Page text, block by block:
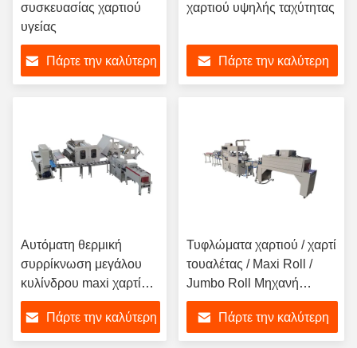
συσκευασίας χαρτιού
υγείας
Πάρτε την καλύτερη
χαρτιού υψηλής ταχύτητας
Πάρτε την καλύτερη
Αυτόματη θερμική
συρρίκνωση μεγάλου
κυλίνδρου maxi χαρτί
πετσέτα αναστρέψιμο
μηχανή κοπής
συσκευασίας
Πάρτε την καλύτερη
Τυφλώματα χαρτιού / χαρτί
τουαλέτας / Maxi Roll /
Jumbo Roll Μηχανή
συρρίκνωσης
σφραγίσματος πετσέτας
κουζίνας
Πάρτε την καλύτερη